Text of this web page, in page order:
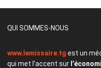
QUI SOMMES-NOUS
www.lemissaire.tg est un
qui met l’accent sur